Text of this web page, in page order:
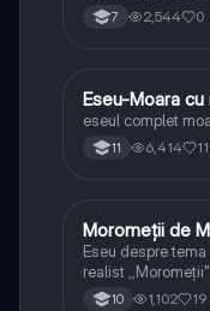
7 2,544 0
Limba și
Eseu-Moara
eseul complet
11 6,414
Limba și
Moromeții de
Eseu despre
realist
10 1,102 19